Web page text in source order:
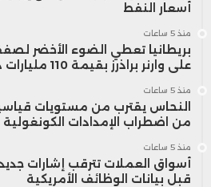
أسعار النفط
منذ 5 ساعات
بريطانيا تعطي الضوء الأخضر
على وارنر براذرز بقيمة 110 مليارات دولار
منذ 5 ساعات
النحاس يقترب من مستويات
من اضطراب الإمدادات الكونغولية
منذ 5 ساعات
أسواق العملات تترقب إشارات
قبل بيانات الوظائف الأمريكية